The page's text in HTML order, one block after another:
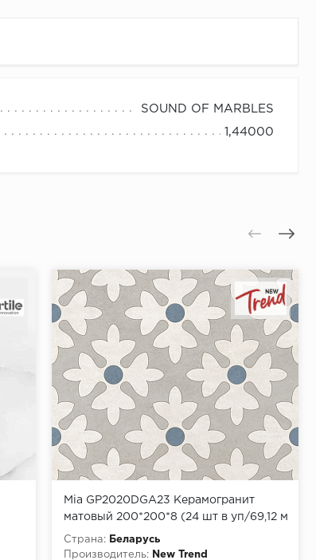
SOUND OF MARBLES
1,44000
Mia GP2020DGA23 Керамогранит
матовый 200*200*8 (24 шт в уп/69,12 м
в пал)
Страна:
Беларусь
Производитель:
New Trend